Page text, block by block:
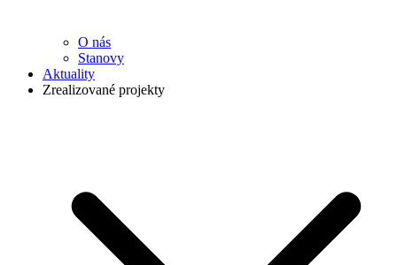
O nás
Stanovy
Aktuality
Zrealizované projekty